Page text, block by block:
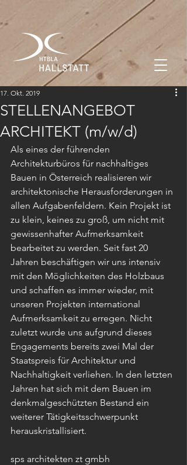
STELLENANGEBOT
ARCHITEKT (m/w/d)
17. Okt. 2019
Als eines der führenden
Architekturbüros für nachhaltiges
Bauen in Österreich realisieren wir
architektonische Herausforderungen in
allen Aufgabenfeldern. Kein Projekt ist
zu klein, keines zu groß, um nicht mit
gewissenhafter Aufmerksamkeit
bearbeitet zu werden. Seit fast 20
Jahren beschäftigen wir uns intensiv
mit den Möglichkeiten des Holzbaus
und schaffen es immer wieder, mit
unseren Projekten international
Aufmerksamkeit zu erregen. Nicht
zuletzt wurde uns aufgrund dieses
Engagements bereits zwei Mal der
Staatspreis für Architektur und
Nachhaltigkeit verliehen. In den letzten
Jahren hat sich mit dem Bauen im
denkmalgeschützten Bestand ein
weiterer Tätigkeitsschwerpunkt
herauskristallisiert.
sps architekten zt gmbh